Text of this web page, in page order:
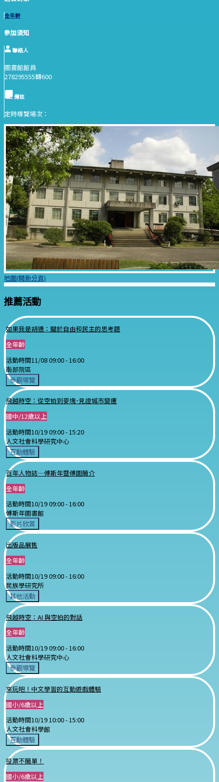
全年齡
參加須知
聯絡人
圖書館館員
278295555轉600
備註
定時導覽場次：
地圖(開新分頁)
推薦活動
如果我是胡適：關於自由和民主的思考題
全年齡
活動時間11/08 09:00 - 16:00
南部院區
參觀導覽
飛越時空：從空拍到麥塊･見證城市變遷
國中/12歲以上
活動時間10/19 09:00 -15:20
人文社會科學研究中心
互動體驗
百年人物誌—傅斯年暨傅圖簡介
全年齡
活動時間10/19 09:00 -16:00
傅斯年圖書館
影片欣賞
出版品展售
全年齡
活動時間10/19 09:00 - 16:00
民族學研究所
其他活動
飛越時空：AI 與空拍的對話
全年齡
活動時間10/19 09:00 -16:00
人文社會科學研究中心
參觀導覽
來玩吧！中文學習的互動遊戲體驗
國小/6歲以上
活動時間10/19 10:00 -15:00
人文社會科學館
互動體驗
投票不簡單！
國小/6歲以上